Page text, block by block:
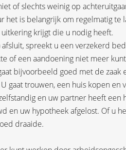
of slechts weinig op
is belangrijk om regelmatig te
krijgt die u nodig heeft.
spreekt u een verzekerd
of een aandoening niet meer
bijvoorbeeld goed met de zaak
gaat trouwen, een huis kopen en
en uw partner heeft een
en uw hypotheek afgelost. Of u
draaide.